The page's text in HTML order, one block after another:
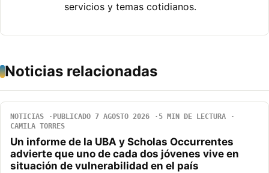
servicios y temas cotidianos.
Noticias relacionadas
NOTICIAS PUBLICADO 7 AGOSTO 2026
5 MIN DE LECTURA
CAMILA TORRES
Un informe de la UBA y Scholas Occurrentes
advierte que uno de cada dos jóvenes vive en
situación de vulnerabilidad en el país